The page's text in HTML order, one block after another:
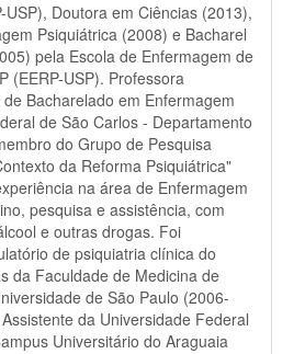
USP), Doutora em Ciências (2013),
Psiquiátrica (2008) e Bacharel
pela Escola de Enfermagem de
(EERP-USP). Professora
Bacharelado em Enfermagem
de São Carlos - Departamento
do Grupo de Pesquisa
da Reforma Psiquiátrica"
na área de Enfermagem
pesquisa e assistência, com
e outras drogas. Foi
de psiquiatria clínica do
da Faculdade de Medicina de
de São Paulo (2006-
da Universidade Federal
Universitário do Araguaia